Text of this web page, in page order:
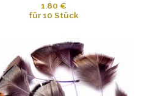
1.80 €
für 10 Stück